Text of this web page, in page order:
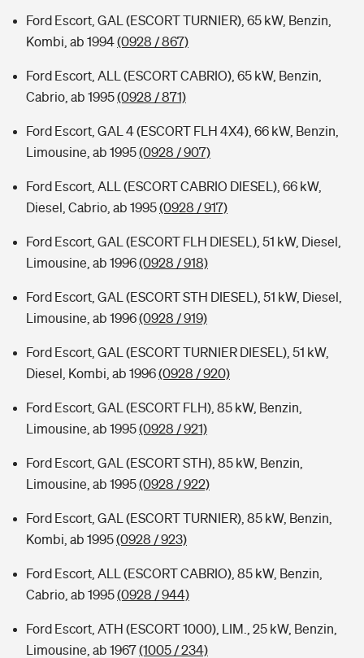
Ford Escort, GAL (ESCORT TURNIER), 65 kW, Benzin,
Kombi, ab 1994(0928 / 867)
Ford Escort, ALL (ESCORT CABRIO), 65 kW, Benzin,
Cabrio, ab 1995(0928 / 871)
Ford Escort, GAL 4 (ESCORT FLH 4X4), 66 kW, Benzin,
Limousine, ab 1995(0928 / 907)
Ford Escort, ALL (ESCORT CABRIO DIESEL), 66 kW,
Diesel, Cabrio, ab 1995(0928 / 917)
Ford Escort, GAL (ESCORT FLH DIESEL), 51 kW, Diesel,
Limousine, ab 1996(0928 / 918)
Ford Escort, GAL (ESCORT STH DIESEL), 51 kW, Diesel,
Limousine, ab 1996(0928 / 919)
Ford Escort, GAL (ESCORT TURNIER DIESEL), 51 kW,
Diesel, Kombi, ab 1996(0928 / 920)
Ford Escort, GAL (ESCORT FLH), 85 kW, Benzin,
Limousine, ab 1995(0928 / 921)
Ford Escort, GAL (ESCORT STH), 85 kW, Benzin,
Limousine, ab 1995(0928 / 922)
Ford Escort, GAL (ESCORT TURNIER), 85 kW, Benzin,
Kombi, ab 1995(0928 / 923)
Ford Escort, ALL (ESCORT CABRIO), 85 kW, Benzin,
Cabrio, ab 1995(0928 / 944)
Ford Escort, ATH (ESCORT 1000), LIM., 25 kW, Benzin,
Limousine, ab 1967(1005 / 234)